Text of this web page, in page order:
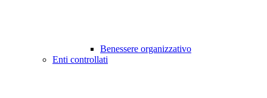
Benessere organizzativo
Enti controllati